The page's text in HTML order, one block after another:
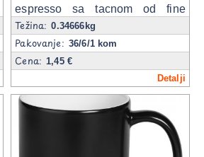
espresso sa tacnom od fine
keramike, 100 ml
Težina:0.34666kg
Pakovanje: 36/6/1 kom
Cena:1,45 €
Detalji